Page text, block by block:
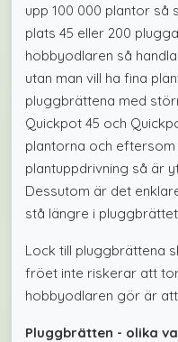
upp 100 000 plantor
plats 45 eller 200
hobbyodlaren så
utan man vill ha fina
pluggbrättena med
Quickpot 45 och
plantorna och
plantuppdrivning så är
Dessutom är det
stå längre i
Lock till pluggbrättena
fröet inte riskerar att
hobbyodlaren gör är
Pluggbrätten - olika